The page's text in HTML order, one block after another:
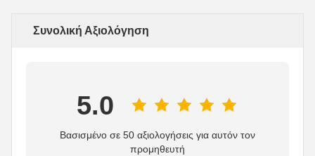
Συνολική Αξιολόγηση
5.0
Βασισμένο σε 50 αξιολογήσεις για αυτόν τον
προμηθευτή